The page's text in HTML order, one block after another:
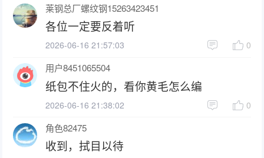
莱钢总厂螺纹钢15263423451
各位一定要反着听
2026-06-16 21:57:03 0
用户8451065504
纸包不住火的，看你黄毛怎么编
2026-06-16 21:38:02 0
角色82475
收到，拭目以待